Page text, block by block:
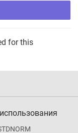
for this